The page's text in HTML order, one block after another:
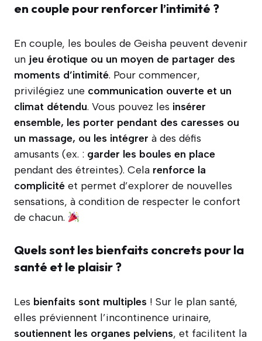
en couple pour renforcer l’intimité ?
En couple, les boules de Geisha peuvent devenir
un jeu érotique ou un moyen de partager des
moments d’intimité. Pour commencer,
privilégiez une communication ouverte et un
climat détendu. Vous pouvez les insérer
ensemble, les porter pendant des caresses ou
un massage, ou les intégrer à des défis
amusants (ex. : garder les boules en place
pendant des étreintes). Cela renforce la
complicité et permet d’explorer de nouvelles
sensations, à condition de respecter le confort
de chacun.
Quels sont les bienfaits concrets pour la
santé et le plaisir ?
Les bienfaits sont multiples ! Sur le plan santé,
elles préviennent l’incontinence urinaire,
soutiennent les organes pelviens, et facilitent la